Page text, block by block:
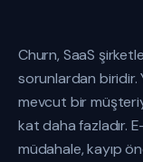
Churn, SaaS
sorunlardan biridir.
mevcut bir
kat daha fazladır.
müdahale, kayıp